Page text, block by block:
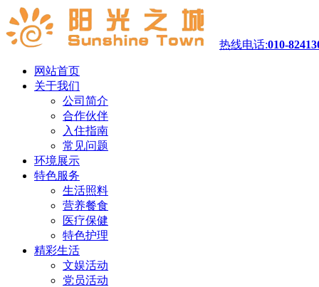
热线电话:010-
网站首页
关于我们
公司简介
合作伙伴
入住指南
常见问题
环境展示
特色服务
生活照料
营养餐食
医疗保健
特色护理
精彩生活
文娱活动
党员活动